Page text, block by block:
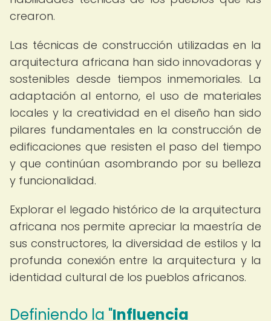
crearon.
Las técnicas de construcción utilizadas en la
arquitectura africana han sido innovadoras y
sostenibles desde tiempos inmemoriales. La
adaptación al entorno, el uso de materiales
locales y la creatividad en el diseño han sido
pilares fundamentales en la construcción de
edificaciones que resisten el paso del tiempo
y que continúan asombrando por su belleza
y funcionalidad.
Explorar el legado histórico de la arquitectura
africana nos permite apreciar la maestría de
sus constructores, la diversidad de estilos y la
profunda conexión entre la arquitectura y la
identidad cultural de los pueblos africanos.
Definiendo la "Influencia